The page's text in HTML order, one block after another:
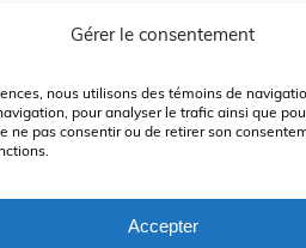
Gérer le consentement
nous utilisons des témoins de
pour analyser le trafic ainsi que
ne pas consentir ou de retirer son
Accepter